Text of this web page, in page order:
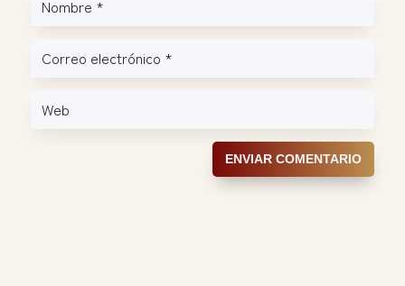
ENVIAR COMENTARIO